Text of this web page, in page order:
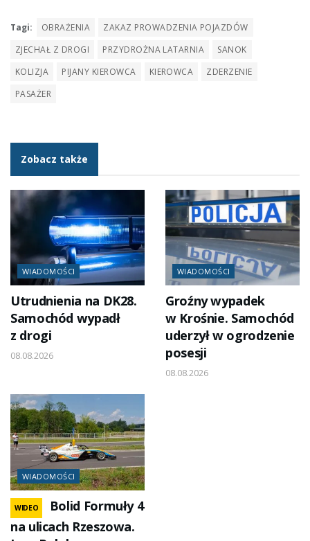
Tagi: OBRAŻENIA
ZAKAZ PROWADZENIA POJAZDÓW
ZJECHAŁ Z DROGI
PRZYDROŻNA LATARNIA
SANOK
KOLIZJA
PIJANY KIEROWCA KIEROWCA
ZDERZENIE
PASAŻER
Zobacz także
WIADOMOŚCI
Utrudnienia na DK28.
Samochód wypadł
z drogi
08.08.2026
WIADOMOŚCI
Groźny wypadek
w Krośnie. Samochód
uderzył w ogrodzenie
posesji
08.08.2026
WIADOMOŚCI
WIDEO
Bolid Formuły 4
na ulicach Rzeszowa.